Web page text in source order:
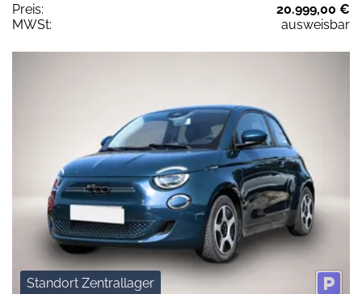
Preis:
20.999,00 €
MWSt:
ausweisbar
Standort Zentrallager